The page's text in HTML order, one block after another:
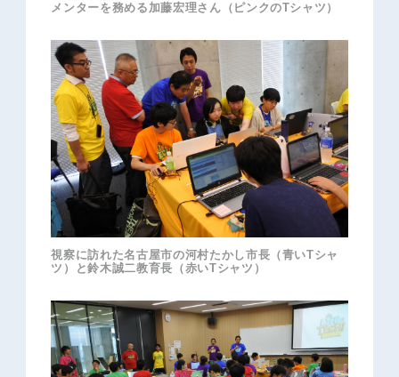
メンターを務める加藤宏理さん（ピンクのTシャツ）
視察に訪れた名古屋市の河村たかし市長（青いTシャ
ツ）と鈴木誠二教育長（赤いTシャツ）